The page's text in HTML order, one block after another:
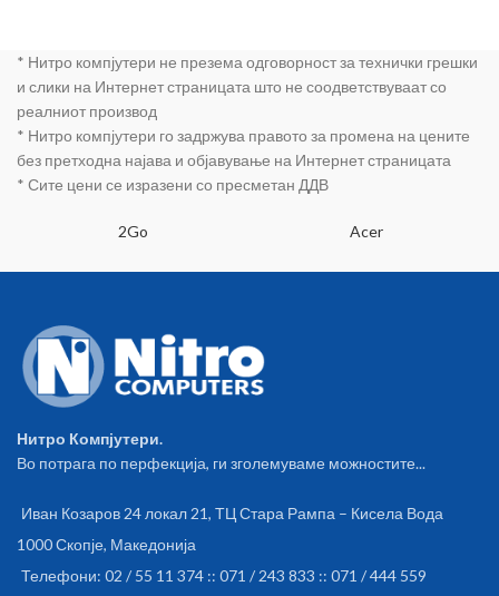
* Нитро компјутери не презема одговорност за технички грешки
и слики на Интернет страницата што не соодветствуваат со
реалниот производ
* Нитро компјутери го задржува правото за промена на цените
без претходна најава и објавување на Интернет страницата
* Сите цени се изразени со пресметан ДДВ
2Go Acer
Нитро Компјутери.
Во потрага по перфекција, ги зголемуваме можностите...
Иван Козаров 24 локал 21, ТЦ Стара Рампа – Кисела Вода
1000 Скопје, Македонија
Телефони: 02 / 55 11 374 :: 071 / 243 833 :: 071 / 444 559